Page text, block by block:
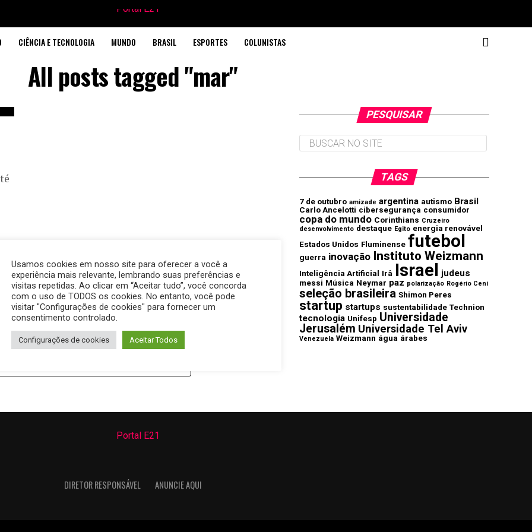
CIÊNCIA E TECNOLOGIA MUNDO BRASIL ESPORTES COLUNISTAS
All posts tagged "mar"
PESQUISAR
TAGS
7 de outubro amizade argentina autismo Brasil
Carlo Ancelotti cibersegurança consumidor
copa do mundo Corinthians Cruzeiro
desenvolvimento destaque Egito energia renovável
Estados Unidos Fluminense futebol
guerra inovação Instituto Weizmann
Inteligência Artificial Irâ Israel judeus
messi Música Neymar paz polarização Rogério Ceni
seleção brasileira Shimon Peres
startup startups sustentabilidade Technion
tecnologia Unifesp Universidade
Jerusalém Universidade Tel Aviv
Venezuela Weizmann água árabes
DIRETOR RESPONSÁVEL ANUNCIE AQUI
Usamos cookies em nosso site para oferecer a você a
experiência mais relevante, lembrando suas preferências e
visitas repetidas. Ao clicar em “Aceitar tudo”, você concorda
com o uso de TODOS os cookies. No entanto, você pode
visitar "Configurações de cookies" para fornecer um
consentimento controlado.
Configurações de cookies Aceitar Todos